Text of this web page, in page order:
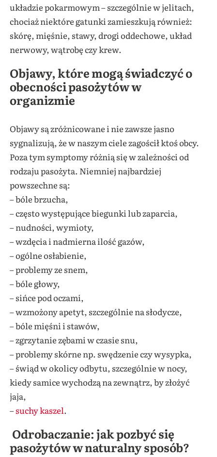
układzie pokarmowym – szczególnie w jelitach,
chociaż niektóre gatunki zamieszkują również:
skórę, mięśnie, stawy, drogi oddechowe, układ
nerwowy, wątrobę czy krew.
Objawy, które mogą świadczyć o
obecności pasożytów w
organizmie
Objawy są zróżnicowane i nie zawsze jasno
sygnalizują, że w naszym ciele zagościł ktoś obcy.
Poza tym symptomy różnią się w zależności od
rodzaju pasożyta. Niemniej najbardziej
powszechne są:
– bóle brzucha,
– często występujące biegunki lub zaparcia,
– nudności, wymioty,
– wzdęcia i nadmierna ilość gazów,
– ogólne osłabienie,
– problemy ze snem,
– bóle głowy,
– sińce pod oczami,
– wzmożony apetyt, szczególnie na słodycze,
– bóle mięśni i stawów,
– zgrzytanie zębami w czasie snu,
– problemy skórne np. swędzenie czy wysypka,
– świąd w okolicy odbytu, szczególnie w nocy,
kiedy samice wychodzą na zewnątrz, by złożyć
jaja,
–suchy kaszel.
Odrobaczanie: jak pozbyć się
pasożytów w naturalny sposób?